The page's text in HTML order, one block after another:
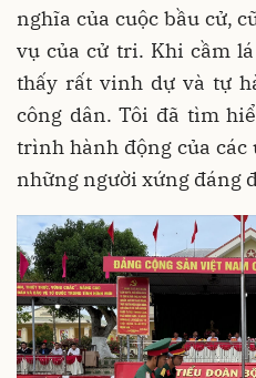
nghĩa của cuộc bầu cử,
vụ của cử tri. Khi cầm
thấy rất vinh dự và tự
công dân. Tôi đã tìm
trình hành động của các
những người xứng đáng